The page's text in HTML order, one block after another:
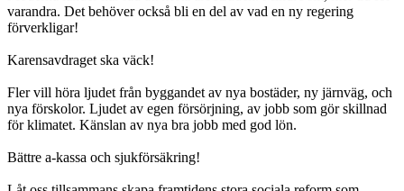
varandra. Det behöver också bli en del av vad en ny regering
förverkligar!
Karensavdraget ska väck!
Fler vill höra ljudet från byggandet av nya bostäder, ny järnväg, och
nya förskolor. Ljudet av egen försörjning, av jobb som gör skillnad
för klimatet. Känslan av nya bra jobb med god lön.
Bättre a-kassa och sjukförsäkring!